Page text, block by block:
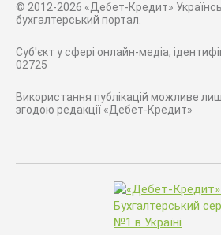
© 2012-2026 «Дебет-Кредит»
бухгалтерський портал.
Суб'єкт у сфері онлайн-медіа;
02725
Використання публікацій можливе
згодою редакції «Дебет-Кредит»